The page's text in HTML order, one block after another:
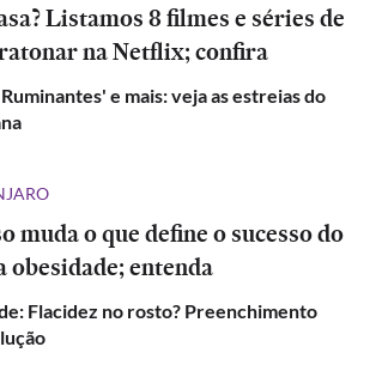
Listamos 8 filmes e séries de
na Netflix; confira
e mais: veja as estreias do
muda o que define o sucesso do
entenda
Flacidez no rosto? Preenchimento